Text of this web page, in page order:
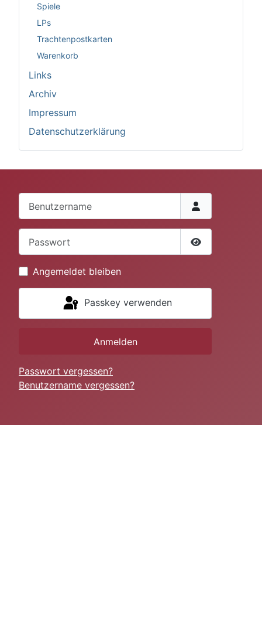
Spiele
LPs
Trachtenpostkarten
Warenkorb
Links
Archiv
Impressum
Datenschutzerklärung
Passwort
Angemeldet bleiben
Passkey verwenden
Anmelden
Passwort vergessen?
Benutzername vergessen?